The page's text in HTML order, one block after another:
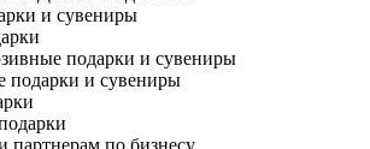
и сувениры
подарки и сувениры
подарки и сувениры
партнерам по бизнесу